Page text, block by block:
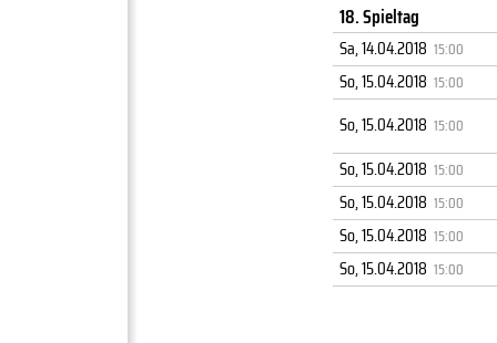
18. Spieltag
Sa, 14.04.2018 15:00
So, 15.04.2018 15:00
So, 15.04.2018 15:00
So, 15.04.2018 15:00
So, 15.04.2018 15:00
So, 15.04.2018 15:00
So, 15.04.2018 15:00